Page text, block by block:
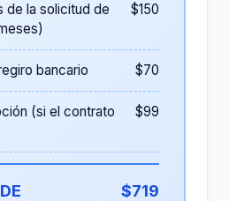
de la solicitud de
$150
bancario $70
(si el contrato
$99
$719